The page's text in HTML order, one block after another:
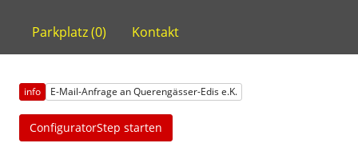
Parkplatz (0) Kontakt
info E-Mail-Anfrage an Querengässer-Edis e.K.
ConfiguratorStep starten